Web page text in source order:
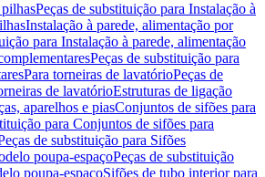
Peças de substituição para Instalação à
Instalação à parede, alimentação por
para Instalação à parede, alimentação
Peças de substituição para
Para torneiras de lavatórioPeças de
de lavatórioEstruturas de ligação
aparelhos e piasConjuntos de sifões para
para Conjuntos de sifões para
de substituição para Sifões
poupa-espaçoPeças de substituição
poupa-espaçoSifões de tubo interior para